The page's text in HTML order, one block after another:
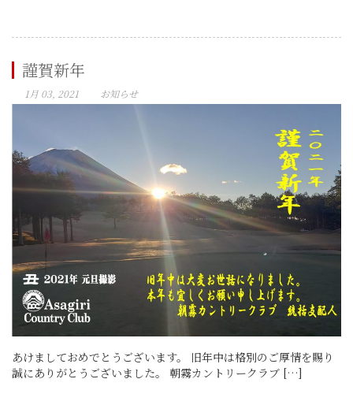
謹賀新年
1月 03, 2021 お知らせ
あけましておめでとうございます。 旧年中は格別のご厚情を賜り
誠にありがとうございました。 朝霧カントリークラブ […]